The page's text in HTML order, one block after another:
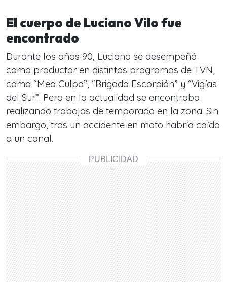
El cuerpo de Luciano Vilo fue
encontrado
Durante los años 90, Luciano se desempeñó
como productor en distintos programas de TVN,
como “Mea Culpa”, “Brigada Escorpión” y “Vigías
del Sur”. Pero en la actualidad se encontraba
realizando trabajos de temporada en la zona. Sin
embargo, tras un accidente en moto habría caído
a un canal.